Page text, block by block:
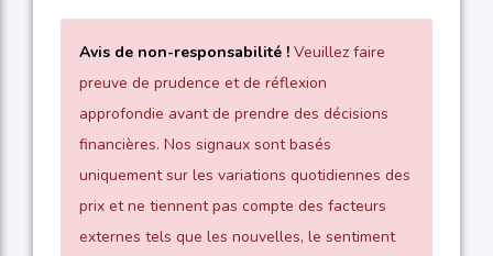
Avis de non-responsabilité ! Veuillez faire
preuve de prudence et de réflexion
approfondie avant de prendre des décisions
financières. Nos signaux sont basés
uniquement sur les variations quotidiennes des
prix et ne tiennent pas compte des facteurs
externes tels que les nouvelles, le sentiment